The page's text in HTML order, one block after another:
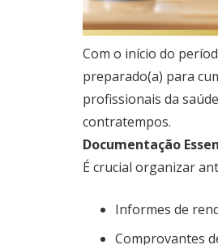
Com o início do
preparado(a) para
profissionais da
contratempos.
Documentação
É crucial organizar
Informes de
Comprovantes